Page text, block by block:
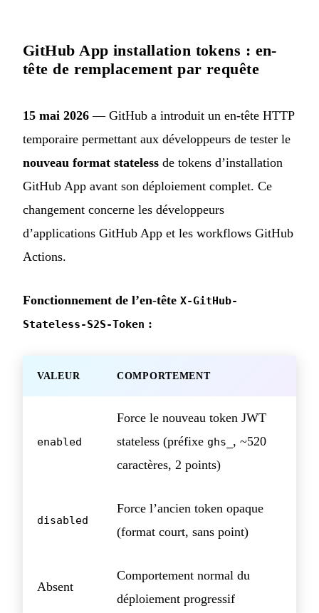
GitHub App installation tokens : en-
tête de remplacement par requête
15 mai 2026 — GitHub a introduit un en-tête HTTP
temporaire permettant aux développeurs de tester le
nouveau format stateless de tokens d’installation
GitHub App avant son déploiement complet. Ce
changement concerne les développeurs
d’applications GitHub App et les workflows GitHub
Actions.
Fonctionnement de l’en-tête X-GitHub-
Stateless-S2S-Token :
VALEUR COMPORTEMENT
enabled
Force le nouveau token JWT
stateless (préfixe ghs_ , ~520
caractères, 2 points)
disabled
Force l’ancien token opaque
(format court, sans point)
Absent
Comportement normal du
déploiement progressif